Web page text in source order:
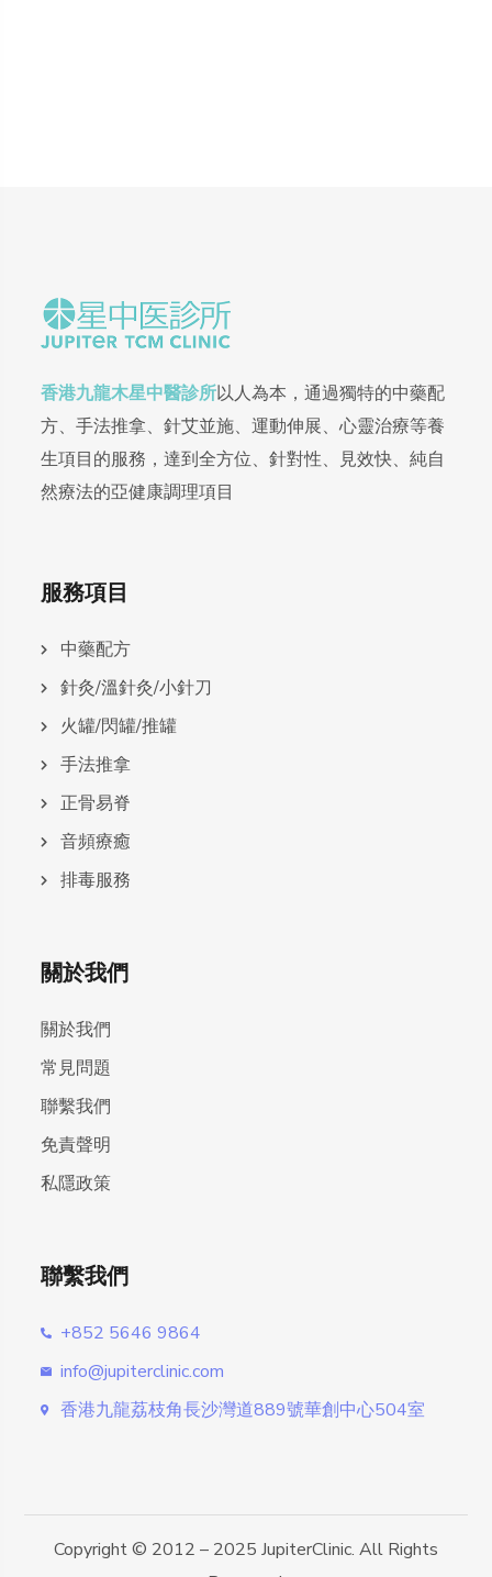
香港九龍木星中醫診所以人為本，通過獨特的中藥配
方、手法推拿、針艾並施、運動伸展、心靈治療等養
生項目的服務，達到全方位、針對性、見效快、純自
然療法的亞健康調理項目
服務項目
中藥配方
針灸/溫針灸/小針刀
火罐/閃罐/推罐
手法推拿
正骨易脊
⾳頻療癒
排毒服務
關於我們
關於我們
常見問題
聯繫我們
免責聲明
私隱政策
聯繫我們
+852 5646 9864
info@jupiterclinic.com
香港九龍荔枝角長沙灣道889號華創中心504室
Copyright © 2012 – 2025 JupiterClinic. All Rights